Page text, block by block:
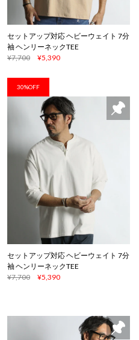
セットアップ対応 ヘビーウェイト 7分
袖 ヘンリーネックTEE
¥7,700
¥5,390
30%OFF
セットアップ対応 ヘビーウェイト 7分
袖 ヘンリーネックTEE
¥7,700
¥5,390